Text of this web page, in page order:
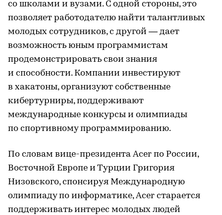
со школами и вузами. С одной стороны, это
позволяет работодателю найти талантливых
молодых сотрудников, с другой — дает
возможность юным программистам
продемонстрировать свои знания
и способности. Компании инвестируют
в хакатоны, организуют собственные
кибертурниры, поддерживают
международные конкурсы и олимпиады
по спортивному программированию.
По словам вице-президента Acer по России,
Восточной Европе и Турции Григория
Низовского, спонсируя Международную
олимпиаду по информатике, Acer старается
поддерживать интерес молодых людей